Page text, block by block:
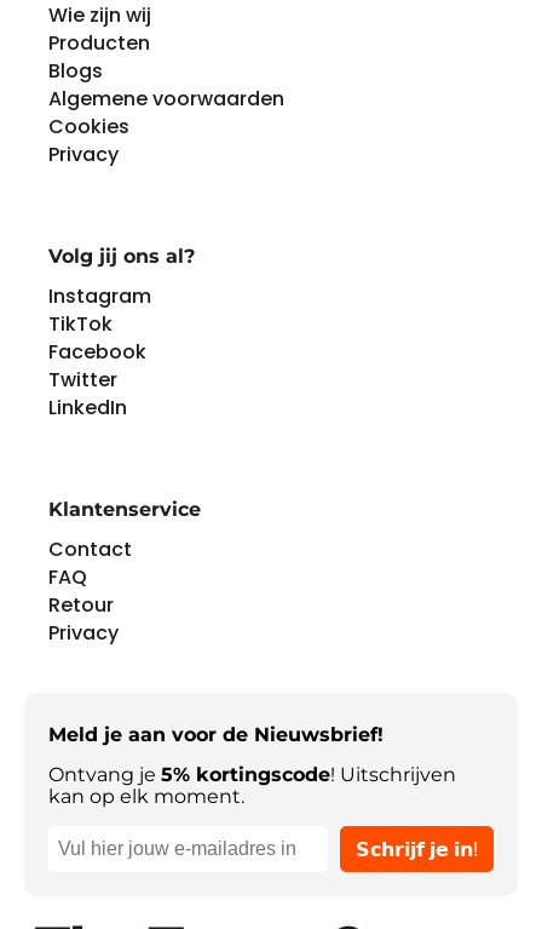
Wie zijn wij
Producten
Blogs
Algemene voorwaarden
Cookies
Privacy
Volg jij ons al?
Instagram
TikTok
Facebook
Twitter
LinkedIn
Klantenservice
Contact
FAQ
Retour
Privacy
Meld je aan voor de Nieuwsbrief!
Ontvang je 5% kortingscode! Uitschrijven
kan op elk moment.